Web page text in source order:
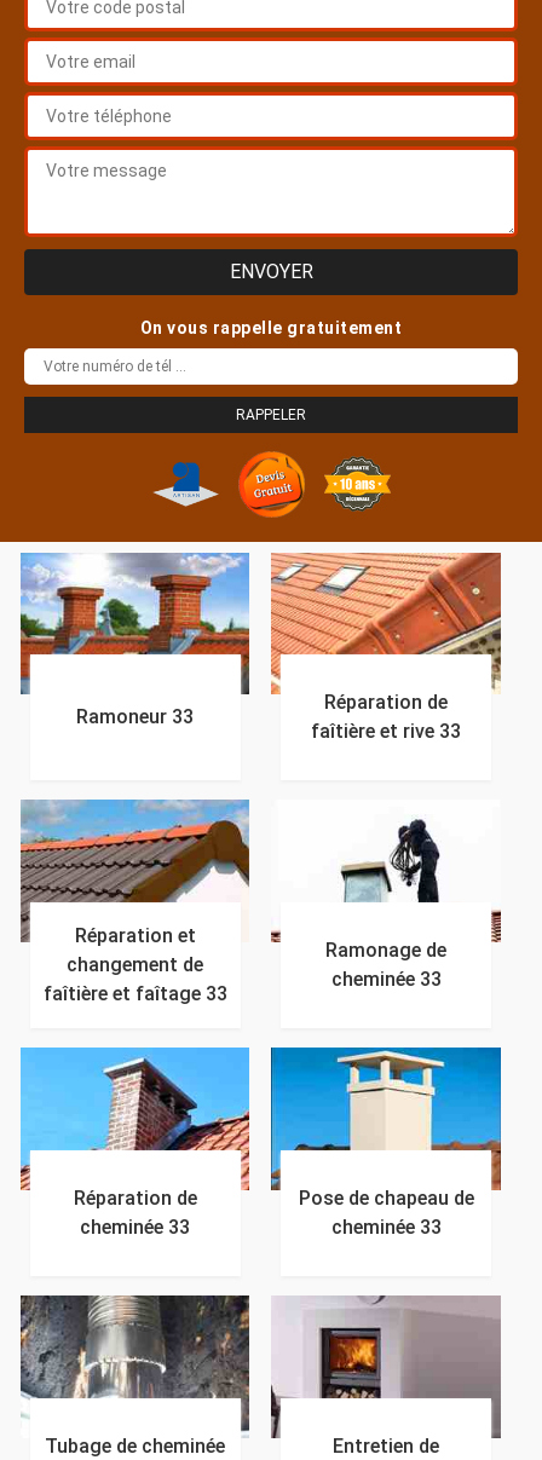
On vous rappelle gratuitement
Ramoneur 33
Réparation de
faîtière et rive 33
Réparation et
changement de
faîtière et faîtage 33
Ramonage de
cheminée 33
Réparation de
cheminée 33
Pose de chapeau de
cheminée 33
Tubage de cheminée
Entretien de